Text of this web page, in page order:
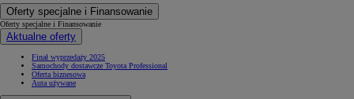
Oferty specjalne i Finansowanie
Oferty specjalne i Finansowanie
Aktualne oferty
Finał wyprzedaży 2025
Samochody dostawcze Toyota Professional
Oferta biznesowa
Auta używane